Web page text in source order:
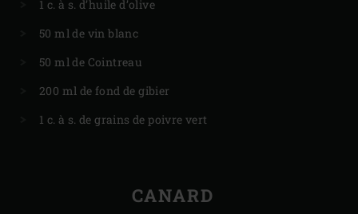
1 c. à s. d’huile d’olive
50 ml de vin blanc
50 ml de Cointreau
200 ml de fond de gibier
1 c. à s. de grains de poivre vert
CANARD